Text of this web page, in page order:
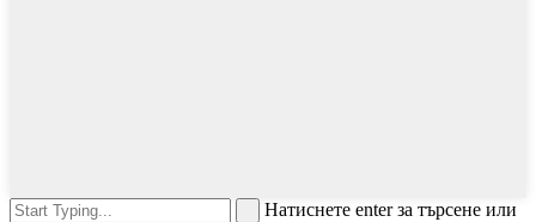
Натиснете enter за търсене или